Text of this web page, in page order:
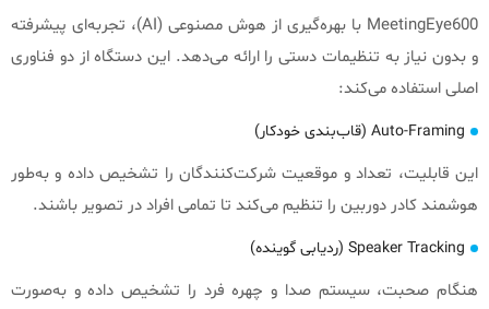
MeetingEye600 با بهره‌گیری از هوش مصنوعی (AI)، تجربه‌ای پیشرفته
و بدون نیاز به تنظیمات دستی را ارائه می‌دهد. این دستگاه از دو فناوری
اصلی استفاده می‌کند:
Auto-Framing (قاب‌بندی خودکار)
این قابلیت، تعداد و موقعیت شرکت‌کنندگان را تشخیص داده و به‌طور
هوشمند کادر دوربین را تنظیم می‌کند تا تمامی افراد در تصویر باشند.
Speaker Tracking (ردیابی گوینده)
هنگام صحبت، سیستم صدا و چهره فرد را تشخیص داده و به‌صورت